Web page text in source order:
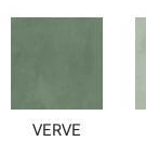
VERVE